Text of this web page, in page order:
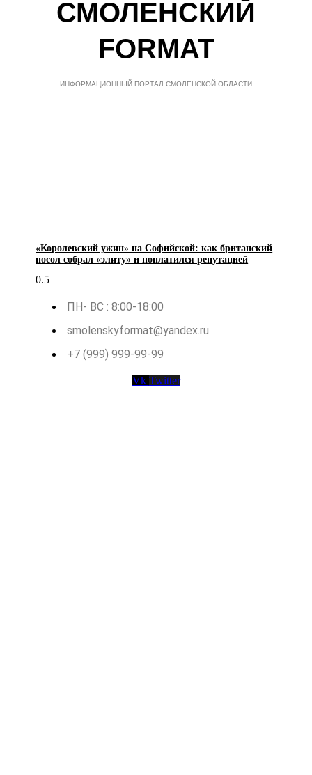
СМОЛЕНСКИЙ
FORMAT
ИНФОРМАЦИОННЫЙ ПОРТАЛ СМОЛЕНСКОЙ ОБЛАСТИ
«Королевский ужин» на Софийской: как британский
посол собрал «элиту» и поплатился репутацией
ПН- ВС : 8:00-18:00
smolenskyformat@yandex.ru
+7 (999) 999-99-99
Vk Twitter